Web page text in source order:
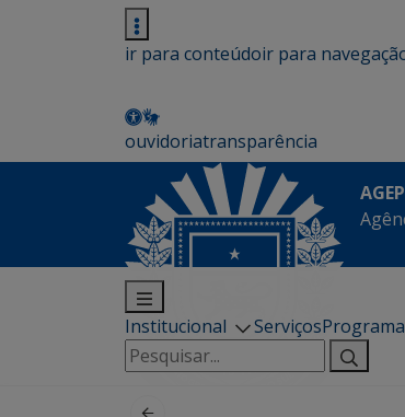
ir para conteúdoir para
ouvidoriatransparência
Institucional Serviços
Pesquisar
por: